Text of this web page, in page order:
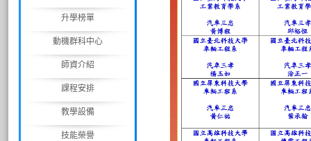
升學榜單
動機群科中心
師資介紹
課程安排
教學設備
技能榮譽